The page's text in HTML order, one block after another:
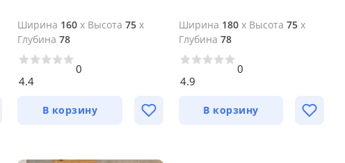
Ширина 160 x Высота 75 x
Глубина 78
4.4
0
В корзину
Ширина 180x Высота 75x
Глубина 78
4.9
0
В корзину